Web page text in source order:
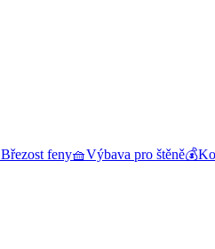
Březost feny🧺Výbava pro štěně💰